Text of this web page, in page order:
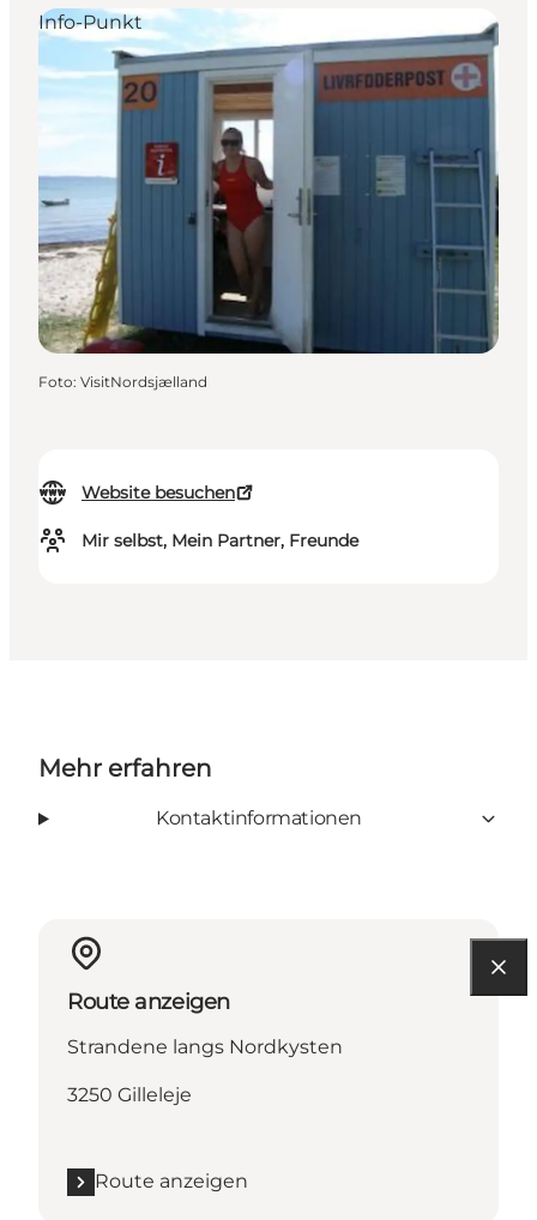
Website besuchen
Mir selbst, Mein Partner, Freunde
Info-Punkt
Foto: VisitNordsjælland
Mehr erfahren
Kontaktinformationen
Route anzeigen
Strandene langs Nordkysten
3250 Gilleleje
Route anzeigen